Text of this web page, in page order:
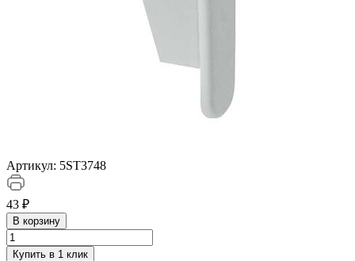
Артикул: 5ST3748
43 ₽
В корзину
Купить в 1 клик